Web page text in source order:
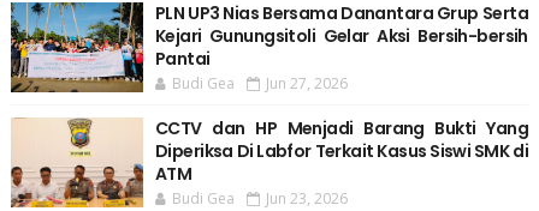
PLN UP3 Nias Bersama Danantara Grup Serta
Kejari Gunungsitoli Gelar Aksi Bersih-bersih
Pantai
Budi Gea Jun 27, 2026
CCTV dan HP Menjadi Barang Bukti Yang
Diperiksa Di Labfor Terkait Kasus Siswi SMK di
ATM
Budi Gea Jun 23, 2026